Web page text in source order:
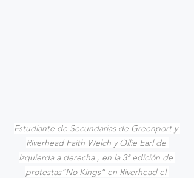
Estudiante de Secundarias de Greenport y
Riverhead Faith Welch y Ollie Earl de
izquierda a derecha , en la 3ª edición de
protestas”No Kings” en Riverhead el